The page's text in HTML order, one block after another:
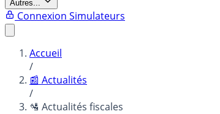
Autres...
Connexion Simulateurs
Accueil
/
📰 Actualités
/
🛂 Actualités fiscales